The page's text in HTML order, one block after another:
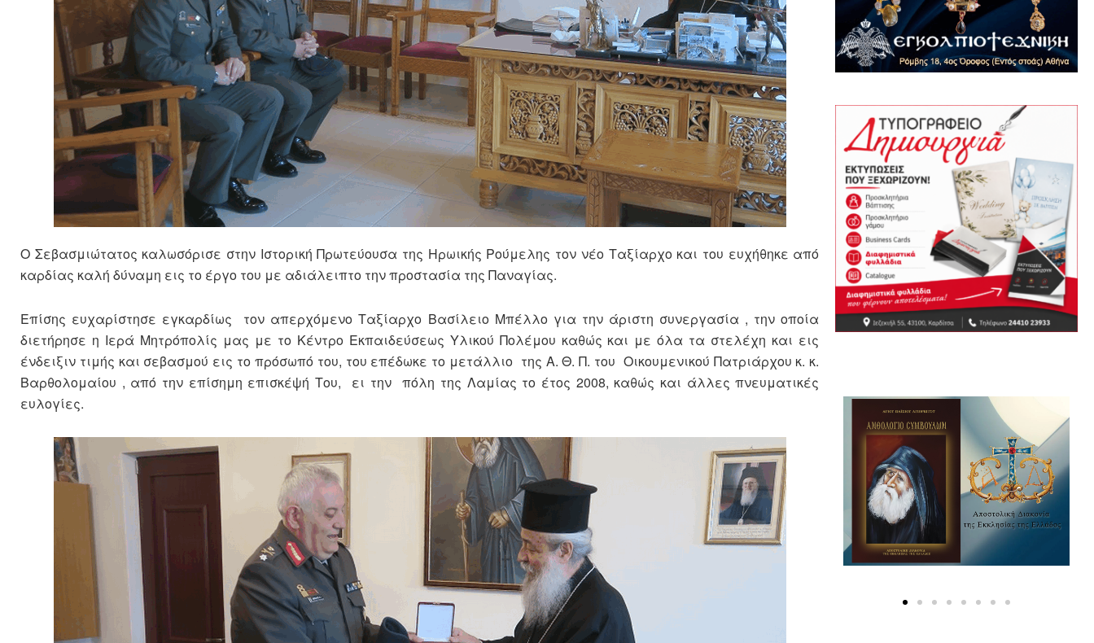
Ο Σεβασμιώτατος καλωσόρισε στην Ιστορική Πρωτεύουσα της Ηρωικής Ρούμελης τον νέο Ταξίαρχο και του ευχήθηκε από
καρδίας καλή δύναμη εις το έργο του με αδιάλειπτο την προστασία της Παναγίας.
Επίσης ευχαρίστησε εγκαρδίως τον απερχόμενο Ταξίαρχο Βασίλειο Μπέλλο για την άριστη συνεργασία , την οποία
διετήρησε η Ιερά Μητρόπολίς μας με το Κέντρο Εκπαιδεύσεως Υλικού Πολέμου καθώς και με όλα τα στελέχη και εις
ένδειξιν τιμής και σεβασμού εις το πρόσωπό του, του επέδωκε το μετάλλιο της Α. Θ. Π. του Οικουμενικού Πατριάρχου κ. κ.
Βαρθολομαίου , από την επίσημη επισκέψή Του, ει την πόλη της Λαμίας το έτος 2008, καθώς και άλλες πνευματικές
ευλογίες.